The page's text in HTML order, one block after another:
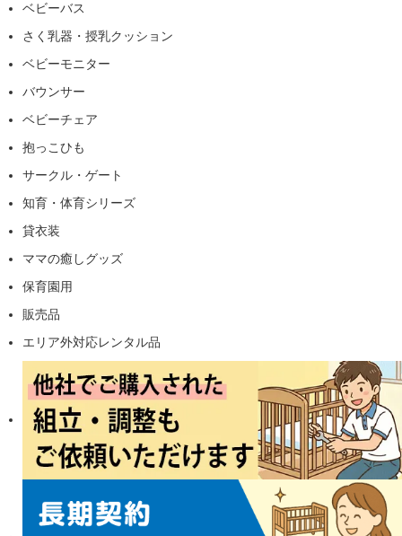
ベビーバス
さく乳器・授乳クッション
ベビーモニター
バウンサー
ベビーチェア
抱っこひも
サークル・ゲート
知育・体育シリーズ
貸衣装
ママの癒しグッズ
保育園用
販売品
エリア外対応レンタル品